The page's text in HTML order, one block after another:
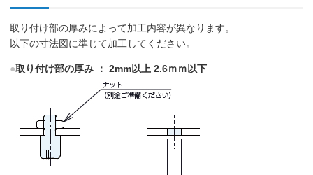
取り付け部の厚みによって加工内容が異なります。
以下の寸法図に準じて加工してください。
●取り付け部の厚み ： 2mm以上 2.6ｍｍ以下